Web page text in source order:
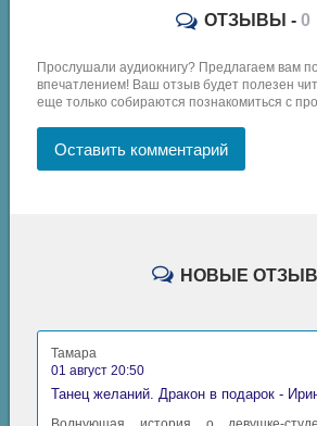
ОТЗЫВЫ - 0
Прослушали аудиокнигу? Предлагаем вам
впечатлением! Ваш отзыв будет полезен
еще только собираются познакомиться с
Оставить комментарий
НОВЫЕ
Тамара
01 август 20:50
Танец желаний. Дракон в подарок -